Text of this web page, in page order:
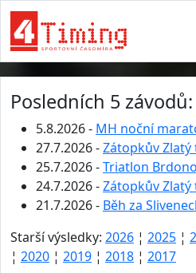
Posledních 5 závodů:
5.8.2026 - MH noční
27.7.2026 -Zátopkův Zlatý
25.7.2026 -Triatlon
24.7.2026 -Zátopkův Zlatý
21.7.2026 - Běh za
Starší výsledky: 2026 ¦ 2025 ¦
¦ 2020 ¦ 2019 ¦ 2018 ¦ 2017